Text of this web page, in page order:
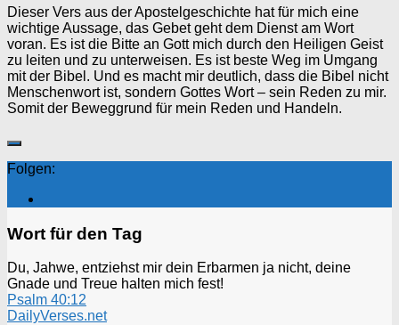
Dieser Vers aus der Apostelgeschichte hat für mich eine
wichtige Aussage, das Gebet geht dem Dienst am Wort
voran. Es ist die Bitte an Gott mich durch den Heiligen Geist
zu leiten und zu unterweisen. Es ist beste Weg im Umgang
mit der Bibel. Und es macht mir deutlich, dass die Bibel nicht
Menschenwort ist, sondern Gottes Wort – sein Reden zu mir.
Somit der Beweggrund für mein Reden und Handeln.
Folgen:
Wort für den Tag
Du, Jahwe, entziehst mir dein Erbarmen ja nicht, deine
Gnade und Treue halten mich fest!
Psalm 40:12
DailyVerses.net